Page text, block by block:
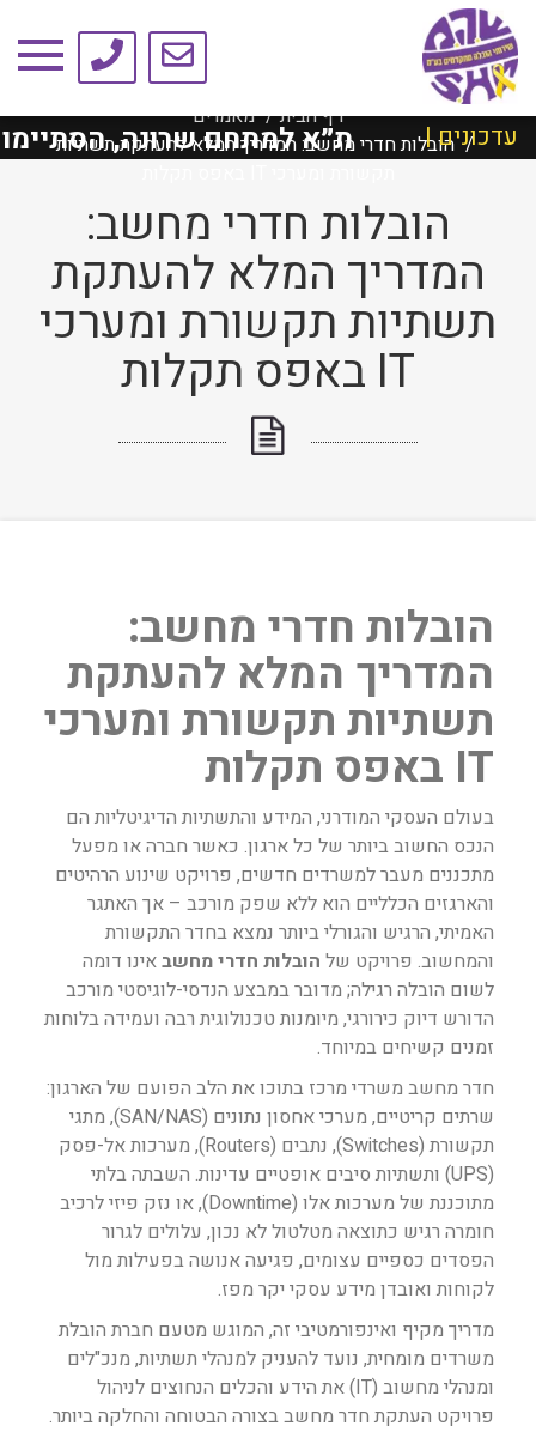
טיפים ומאמרים
דף הבית
מאמרים
הובלות חדרי מחשב: המדריך המלא להעתקת תשתיותעדכונים |ת״א למתחם שרונה, הסתיימו
הובלות חדרי מחשב:
המדריך המלא להעתקת
תשתיות תקשורת ומערכי
IT באפס תקלות
הובלות חדרי מחשב:
המדריך המלא להעתקת
תשתיות תקשורת ומערכי
IT באפס תקלות
בעולם העסקי המודרני, המידע והתשתיות הדיגיטליות הם
הנכס החשוב ביותר של כל ארגון. כאשר חברה או מפעל
מתכננים מעבר למשרדים חדשים, פרויקט שינוע הרהיטים
והארגזים הכלליים הוא ללא שפק מורכב – אך האתגר
האמיתי, הרגיש והגורלי ביותר נמצא בחדר התקשורת
והמחשוב. פרויקט של הובלות חדרי מחשבאינו דומה
לשום הובלה רגילה; מדובר במבצע הנדסי-לוגיסטי מורכב
הדורש דיוק כירורגי, מיומנות טכנולוגית רבה ועמידה בלוחות
זמנים קשיחים במיוחד.
חדר מחשב משרדי מרכז בתוכו את הלב הפועם של הארגון:
שרתים קריטיים, מערכי אחסון נתונים (SAN/NAS), מתגי
תקשורת (Switches), נתבים (Routers), מערכות אל-פסק
(UPS) ותשתיות סיבים אופטיים עדינות. השבתה בלתי
מתוכננת של מערכות אלו (Downtime), או נזק פיזי לרכיב
חומרה רגיש כתוצאה מטלטול לא נכון, עלולים לגרור
הפסדים כספיים עצומים, פגיעה אנושה בפעילות מול
לקוחות ואובדן מידע עסקי יקר מפז.
מדריך מקיף ואינפורמטיבי זה, המוגש מטעם חברת הובלת
משרדים מומחית, נועד להעניק למנהלי תשתיות, מנכ"לים
ומנהלי מחשוב (IT) את הידע והכלים הנחוצים לניהול
פרויקט העתקת חדר מחשב בצורה הבטוחה והחלקה ביותר.